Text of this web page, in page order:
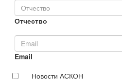
Отчество
Email
Новости АСКОН